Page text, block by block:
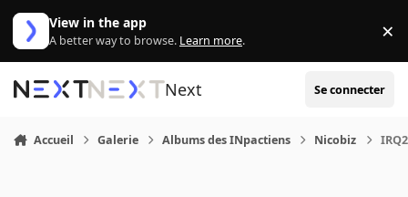
Aller au contenu
View in the app
A better way to browse. Learn more. ×
Next Se connecter
Accueil Galerie Albums des INpactiens Nicobiz IRQ2